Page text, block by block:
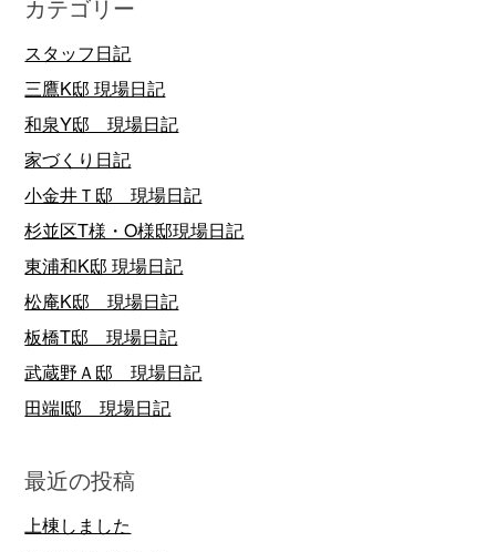
カテゴリー
スタッフ日記
三鷹K邸 現場日記
和泉Y邸 現場日記
家づくり日記
小金井Ｔ邸 現場日記
杉並区T様・O様邸現場日記
東浦和K邸 現場日記
松庵K邸 現場日記
板橋T邸 現場日記
武蔵野Ａ邸 現場日記
田端I邸 現場日記
最近の投稿
上棟しました